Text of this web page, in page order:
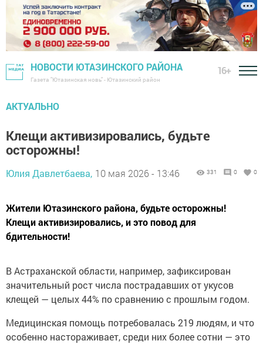
НОВОСТИ ЮТАЗИНСКОГО РАЙОНА
Газета "Ютазинская новь" - Ютазинский район
16+
АКТУАЛЬНО
Клещи активизировались, будьте
осторожны!
Юлия Давлетбаева, 10 мая 2026 - 13:46 331 0 0
Жители Ютазинского района, будьте осторожны!
Клещи активизировались, и это повод для
бдительности!
В Астраханской области, например, зафиксирован
значительный рост числа пострадавших от укусов
клещей — целых 44% по сравнению с прошлым годом.
Медицинская помощь потребовалась 219 людям, и что
особенно настораживает, среди них более сотни — это